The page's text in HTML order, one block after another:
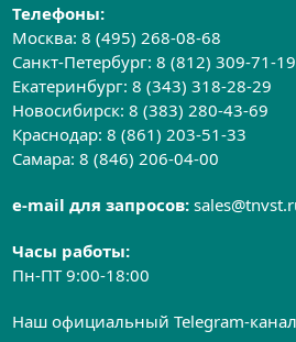
Телефоны:
Москва:8 (495) 268-08-68
Санкт-Петербург:8 (812) 309-71-19
Екатеринбург:8 (343) 318-28-29
Новосибирск:8 (383) 280-43-69
Краснодар:8 (861) 203-51-33
Самара:8 (846) 206-04-00
e-mail для запросов:
Часы работы:
Пн-ПТ 9:00-18:00
Наш официальный Telegram-канал